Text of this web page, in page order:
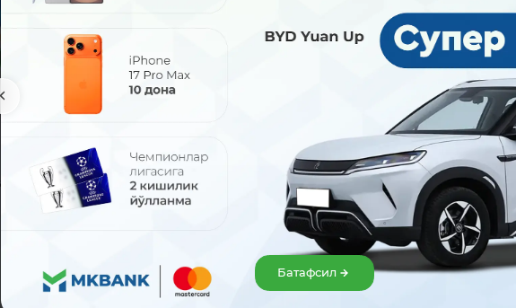
Ислом цивилизацияси
марказида!
Мазкур ташриф нафақат маънавий
ҳамкорликни янада
ривожлантиришга хизмат қилди.
МКБАНК “Яшил таъмир”
кредитини тақдим этади!
Кредит муддати — 10 йилгача
Батафсил